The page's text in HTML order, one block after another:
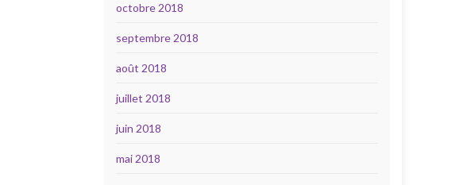
octobre 2018
septembre 2018
août 2018
juillet 2018
juin 2018
mai 2018